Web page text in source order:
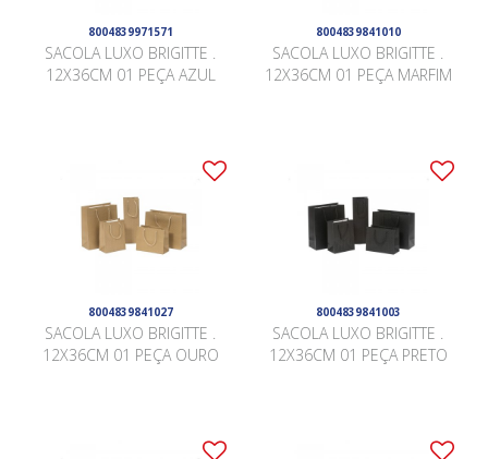
8004839971571
SACOLA LUXO BRIGITTE .
12X36CM 01 PEÇA AZUL
8004839841010
SACOLA LUXO BRIGITTE .
12X36CM 01 PEÇA MARFIM
8004839841027
SACOLA LUXO BRIGITTE .
12X36CM 01 PEÇA OURO
8004839841003
SACOLA LUXO BRIGITTE .
12X36CM 01 PEÇA PRETO